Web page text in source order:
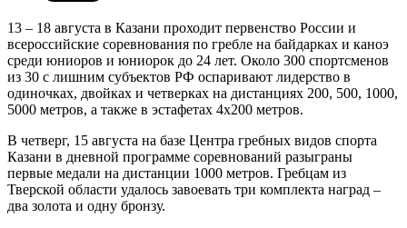
13 – 18 августа в Казани проходит первенство России и
всероссийские соревнования по гребле на байдарках и каноэ
среди юниоров и юниорок до 24 лет. Около 300 спортсменов
из 30 с лишним субъектов РФ оспаривают лидерство в
одиночках, двойках и четверках на дистанциях 200, 500, 1000,
5000 метров, а также в эстафетах 4х200 метров.
В четверг, 15 августа на базе Центра гребных видов спорта
Казани в дневной программе соревнований разыграны
первые медали на дистанции 1000 метров. Гребцам из
Тверской области удалось завоевать три комплекта наград –
два золота и одну бронзу.